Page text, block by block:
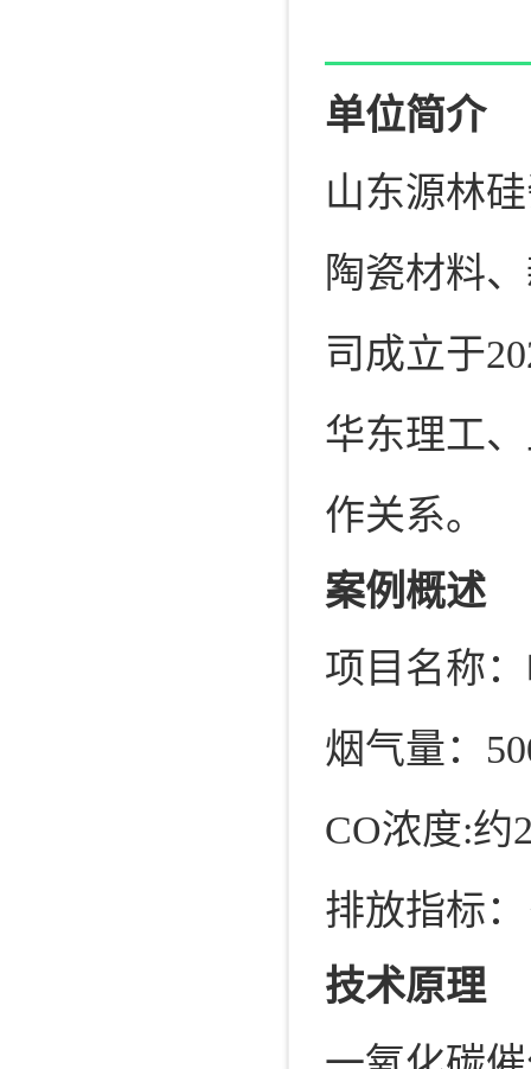
单位简介
山东源林
陶瓷材料
司成立于
华东理工
作关系。
案例概述
项目名称
烟气量：
CO浓度:约
排放指标：
技术原理